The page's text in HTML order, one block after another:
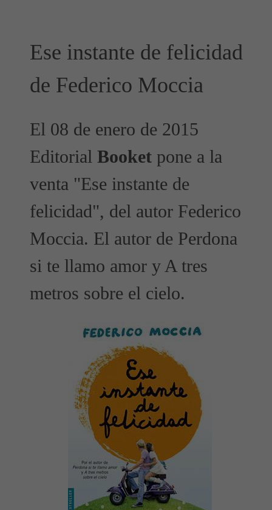
Ese instante de felicidad
de Federico Moccia
El 08 de enero de 2015
Editorial Booket pone a la
venta "Ese instante de
felicidad", del autor Federico
Moccia. El autor de Perdona
si te llamo amor y A tres
metros sobre el cielo.